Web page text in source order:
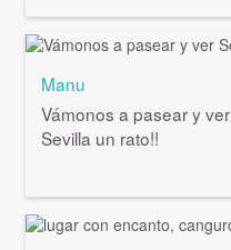
Manu
Vámonos a pasear y ver
Sevilla un rato!!